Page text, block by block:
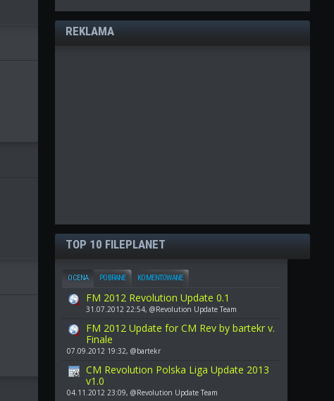
REKLAMA
TOP 10 FILEPLANET
OCENA POBRANE KOMENTOWANE
FM 2012 Revolution Update 0.1
31.07.2012 22:54, @Revolution Update Team
FM 2012 Update for CM Rev by bartekr v.
Finale
07.09.2012 19:32, @bartekr
CM Revolution Polska Liga Update 2013
v1.0
04.11.2012 23:09, @Revolution Update Team